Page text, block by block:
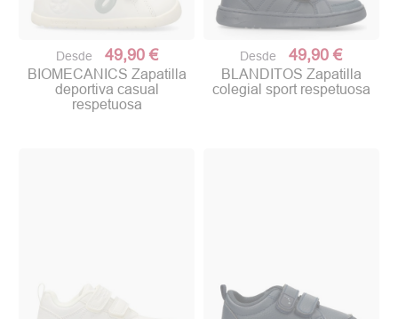
Desde 49,90 €
BIOMECANICS Zapatilla
deportiva casual
respetuosa
Desde 49,90 €
BLANDITOS Zapatilla
colegial sport respetuosa